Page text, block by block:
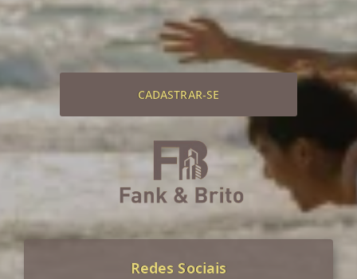
CADASTRAR-SE
Redes Sociais